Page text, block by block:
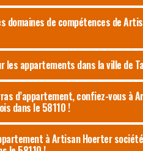
domaines de compétences de
appartements dans la ville de
d’appartement, confiez-vous
dans le 58110 !
à Artisan Hoerter